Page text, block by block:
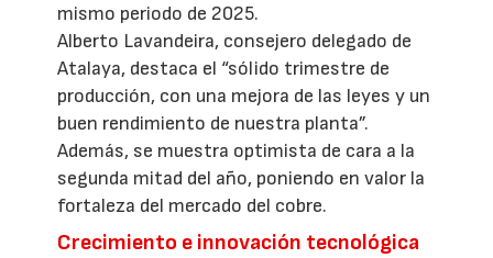
mismo periodo de 2025.
Alberto Lavandeira, consejero delegado de
Atalaya, destaca el “sólido trimestre de
producción, con una mejora de las leyes y un
buen rendimiento de nuestra planta”.
Además, se muestra optimista de cara a la
segunda mitad del año, poniendo en valor la
fortaleza del mercado del cobre.
Crecimiento e innovación tecnológica